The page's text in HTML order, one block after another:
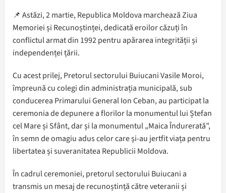
📌 Astăzi, 2 martie, Republica Moldova marchează Ziua
Memoriei și Recunoștinței, dedicată eroilor căzuți în
conflictul armat din 1992 pentru apărarea integrității și
independenței țării.
Cu acest prilej, Pretorul sectorului Buiucani Vasile Moroi,
împreună cu colegi din administrația municipală, sub
conducerea Primarului General Ion Ceban, au participat la
ceremonia de depunere a florilor la monumentul lui Ștefan
cel Mare și Sfânt, dar și la monumentul „Maica Îndurerată”,
în semn de omagiu adus celor care și-au jertfit viața pentru
libertatea și suveranitatea Republicii Moldova.
În cadrul ceremoniei, pretorul sectorului Buiucani a
transmis un mesaj de recunoștință către veteranii și